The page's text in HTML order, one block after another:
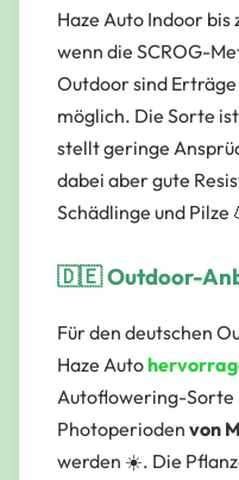
Haze Auto Indoor bis
wenn die SCROG-
Outdoor sind Erträge
möglich. Die Sorte ist
stellt geringe
dabei aber gute
Schädlinge und Pilze
🇩🇪 Outdoor-
Für den deutschen
Haze Auto
Autoflowering-Sorte
Photoperioden von
werden ☀️. Die